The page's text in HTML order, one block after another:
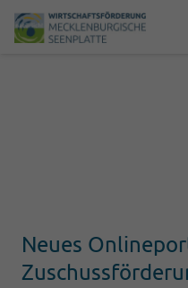
Neues